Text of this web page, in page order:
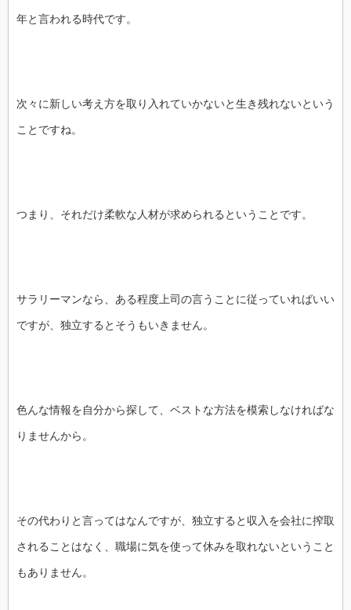
年と言われる時代です。
次々に新しい考え方を取り入れていかないと生き残れないという
ことですね。
つまり、それだけ柔軟な人材が求められるということです。
サラリーマンなら、ある程度上司の言うことに従っていればいい
ですが、独立するとそうもいきません。
色んな情報を自分から探して、ベストな方法を模索しなければな
りませんから。
その代わりと言ってはなんですが、独立すると収入を会社に搾取
されることはなく、職場に気を使って休みを取れないということ
もありません。